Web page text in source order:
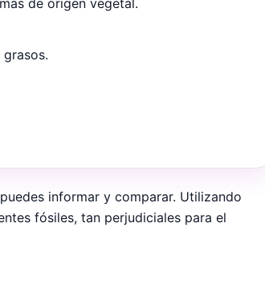
de origen vegetal.
informar y comparar. Utilizando
fósiles, tan perjudiciales para el